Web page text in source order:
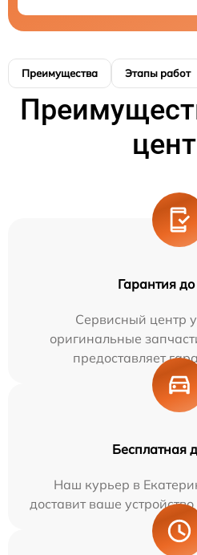
Преимущества Этапы работ
Гарантия
Сервисный центр
оригинальные
предоставляет
Бесплатная
Наш курьер в
доставит ваше